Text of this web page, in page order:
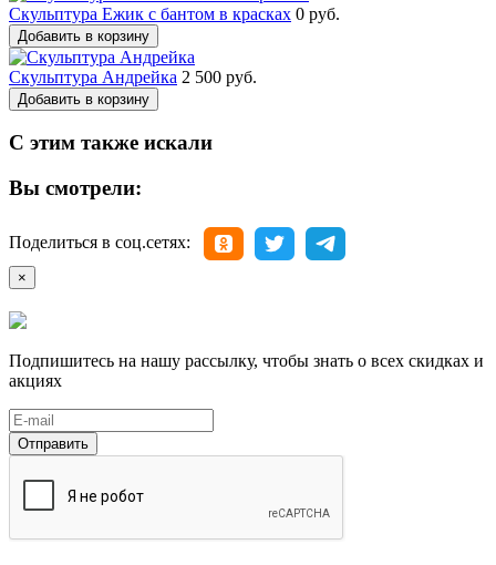
Скульптура Ежик с бантом в красках 0 руб.
Добавить в корзину
Скульптура Андрейка 2 500 руб.
Добавить в корзину
С этим также искали
Вы смотрели:
Поделиться в соц.сетях:
×
Подпишитесь на нашу рассылку, чтобы знать о всех скидках и
акциях
Отправить